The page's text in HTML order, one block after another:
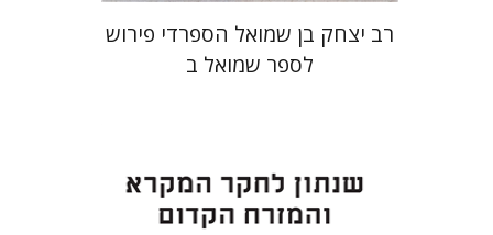
רב יצחק בן שמואל הספרדי פירוש
לספר שמואל ב
ערן ויזל נפתלי ש' משל
ברוך